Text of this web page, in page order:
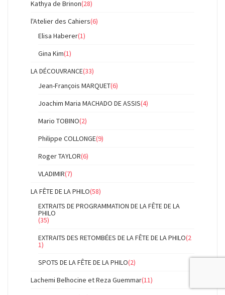
Kathya de Brinon(28)
l'Atelier des Cahiers(6)
Elisa Haberer(1)
Gina Kim(1)
LA DÉCOUVRANCE(33)
Jean-François MARQUET(6)
Joachim Maria MACHADO DE ASSIS(4)
Mario TOBINO(2)
Philippe COLLONGE(9)
Roger TAYLOR(6)
VLADIMIR(7)
LA FÊTE DE LA PHILO(58)
EXTRAITS DE PROGRAMMATION DE LA FÊTE DE LA
PHILO
(35)
EXTRAITS DES RETOMBÉES DE LA FÊTE DE LA PHILO(2
1)
SPOTS DE LA FÊTE DE LA PHILO(2)
Lachemi Belhocine et Reza Guemmar(11)